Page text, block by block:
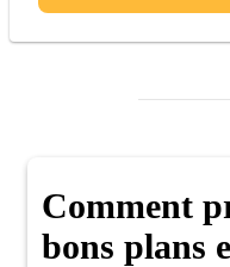
Comment
bons plans